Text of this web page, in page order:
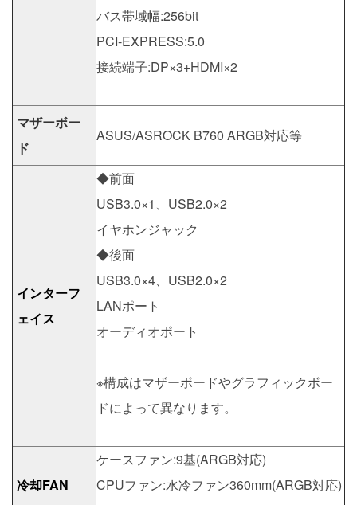
バス帯域幅:256bit
PCI-EXPRESS:5.0
接続端子:DP×3+HDMI×2
マザーボー
ド
ASUS/ASROCK B760 ARGB対応等
インターフ
ェイス
◆前面
USB3.0×1、USB2.0×2
イヤホンジャック
◆後面
USB3.0×4、USB2.0×2
LANポート
オーディオポート
※構成はマザーボードやグラフィックボー
ドによって異なります。
冷却FAN
ケースファン:9基(ARGB対応)
CPUファン:水冷ファン360mm(ARGB対応)